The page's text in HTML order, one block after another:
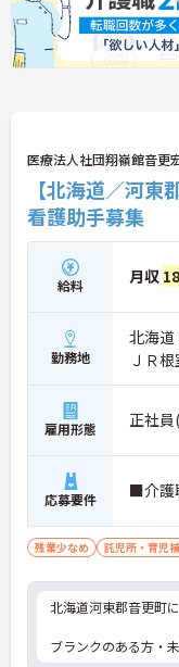
医療法人社団翔嶺館音更
【北海道／河
看護助手募集
給料 月収
勤務地
北海道
ＪＲ
雇用形態 正社
応募要件 ■介護
残業少なめ 託児所・育児
北海道河東郡音更町
ブランクのある方・